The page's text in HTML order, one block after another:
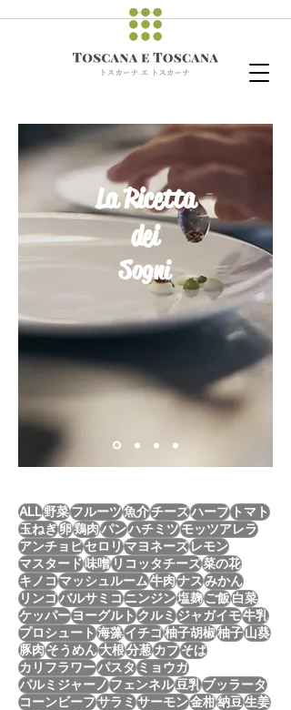
La Ricetta
dei
Sogni
ALL野菜フルーツ魚介チーズハーブトマト
玉ねぎ卵鶏肉パンハチミツモッツアレラ
アンチョビセロリマヨネーズレモン
マスタード味噌リコッタチーズ菜の花
キノコマッシュルーム牛肉ナスみかん
リンゴバルサミコニンジン塩麹ご飯白菜
ケッパーヨーグルトクルミジャガイモ牛乳
プロシュート海藻イチゴ柚子胡椒柚子山葵
豚肉そうめん大根分葱カブそば
カリフラワーパスタミョウガ
パルミジャーノフェンネル豆乳ブッラータ
コーンビーフサラミサーモン金柑納豆生姜